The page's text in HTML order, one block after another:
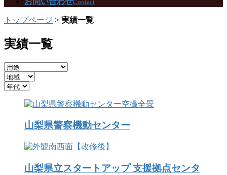
Contact
トップページ > 実績一覧
実績一覧
山梨県警察機動センター
山梨県立スタートアップ 支援拠点センタ